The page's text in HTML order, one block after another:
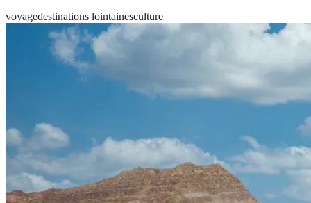
voyagedestinations lointainesculture